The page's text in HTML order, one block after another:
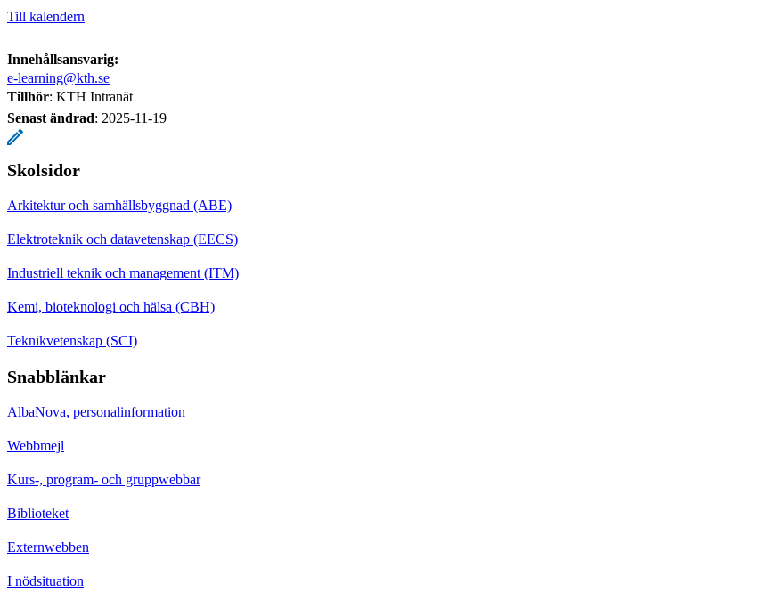
Till kalendern
Innehållsansvarig:
e-learning@kth.se
Tillhör: KTH Intranät
Senast ändrad: 2025-11-19
Skolsidor
Arkitektur och samhällsbyggnad (ABE)
Elektroteknik och datavetenskap (EECS)
Industriell teknik och management (ITM)
Kemi, bioteknologi och hälsa (CBH)
Teknikvetenskap (SCI)
Snabblänkar
AlbaNova, personalinformation
Webbmejl
Kurs-, program- och gruppwebbar
Biblioteket
Externwebben
I nödsituation